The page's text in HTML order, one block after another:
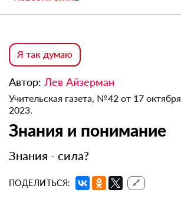
Я так думаю
Автор: Лев Айзерман
Учительская газета, №42 от 17 октября
2023.
Знания и понимание
Знания - сила?
ПОДЕЛИТЬСЯ: 🔗